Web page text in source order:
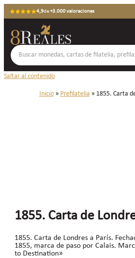
4,9de+3.000 valoraciones
Saltar al contenido
Inicio» Prefilatelia » 1855. Carta
1855. Carta de
1855. Carta de Londres a París.
1855, marca de paso por Calais.
to Destination»